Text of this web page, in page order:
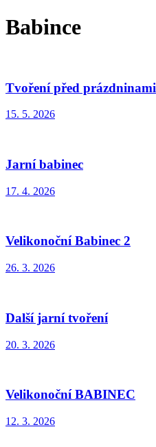
Babince
Tvoření před prázdninami
15. 5. 2026
Jarní babinec
17. 4. 2026
Velikonoční Babinec 2
26. 3. 2026
Další jarní tvoření
20. 3. 2026
Velikonoční BABINEC
12. 3. 2026